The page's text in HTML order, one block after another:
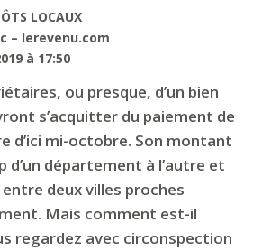
LOCAUX
– lerevenu.com
à 17:50
ou presque, d’un bien
s’acquitter du paiement de
d’ici mi-octobre. Son montant
d’un département à l’autre et
deux villes proches
Mais comment est-il
regardez avec circonspection